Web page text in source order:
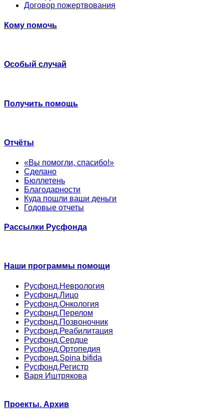
Договор пожертвования
Кому помочь
Особый случай
Получить помощь
Отчёты
«Вы помогли, спасибо!»
Сделано
Бюллетень
Благодарности
Куда пошли ваши деньги
Годовые отчеты
Рассылки Русфонда
Наши программы помощи
Русфонд.Неврология
Русфонд.Лицо
Русфонд.Онкология
Русфонд.Перелом
Русфонд.Позвоночник
Русфонд.Реабилитация
Русфонд.Сердце
Русфонд.Ортопедия
Русфонд.Spina bifida
Русфонд.Регистр
Варя Иштрякова
Проекты. Архив